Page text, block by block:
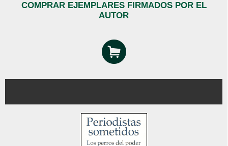
COMPRAR EJEMPLARES FIRMADOS POR EL
AUTOR